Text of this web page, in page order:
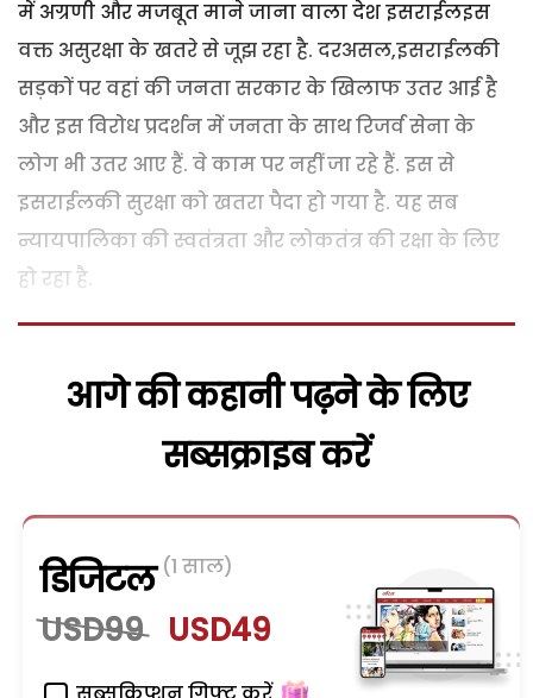
में अग्रणी और मजबूत माने जाना वाला देश इसराईलइस
वक्त असुरक्षा के खतरे से जूझ रहा है. दरअसल,इसराईलकी
सड़कों पर वहां की जनता सरकार के खिलाफ उतर आई है
और इस विरोध प्रदर्शन में जनता के साथ रिजर्व सेना के
लोग भी उतर आए हैं. वे काम पर नहीं जा रहे हैं. इस से
इसराईलकी सुरक्षा को खतरा पैदा हो गया है. यह सब
न्यायपालिका की स्वतंत्रता और लोकतंत्र की रक्षा के लिए
हो रहा है.
आगे की कहानी पढ़ने के लिए
सब्सक्राइब करें
डिजिटल (1 साल)
USD99 USD49